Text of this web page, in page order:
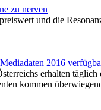
zu nerven
und die
2016
erhalten
kommen